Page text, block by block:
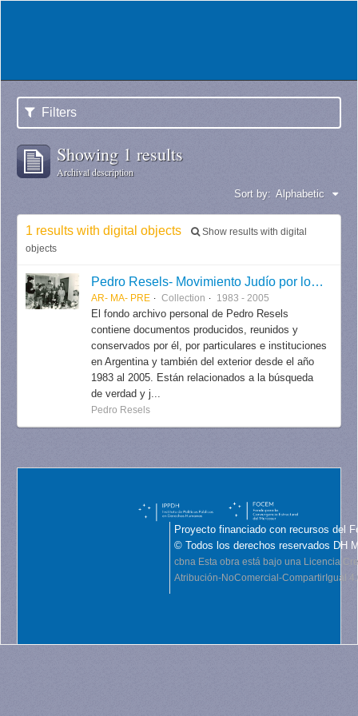
Filters
Showing 1 results
Archival description
Sort by: Alphabetic
1 results with digital objects
Show results with digital
objects
Pedro Resels- Movimiento Judío por los Derechos Humanos
AR- MA- PRE Collection 1983 - 2005
El fondo archivo personal de Pedro Resels
contiene documentos producidos, reunidos y
conservados por él, por particulares e instituciones
en Argentina y también del exterior desde el año
1983 al 2005. Están relacionados a la búsqueda
de verdad y j...
Pedro Resels
Proyecto financiado con recursos del
© Todos los derechos reservados DH
cbna Esta obra está bajo una Licencia
Atribución-NoComercial-CompartirIgual